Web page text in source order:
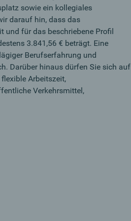
sowie ein kollegiales
darauf hin, dass das
und für das beschriebene Profil
3.841,56 € beträgt. Eine
Berufserfahrung und
Darüber hinaus dürfen Sie sich auf
Arbeitszeit,
Verkehrsmittel,